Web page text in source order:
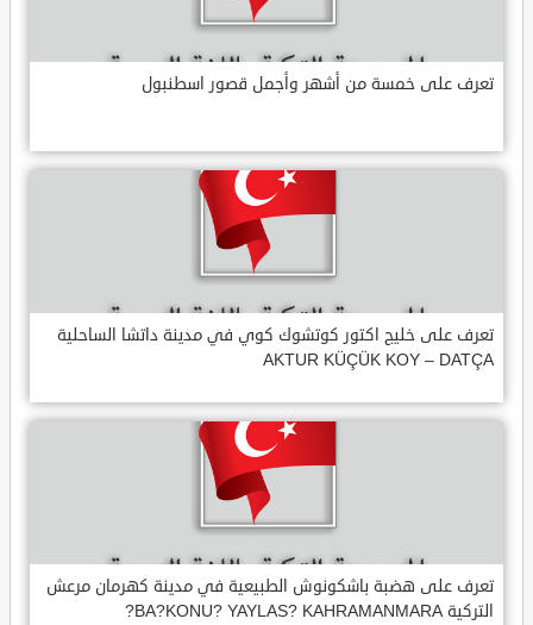
تعرف على خمسة من أشهر وأجمل قصور اسطنبول
تعرف على خليج اكتور كوتشوك كوي في مدينة داتشا الساحلية
AKTUR KÜÇÜK KOY – DATÇA
تعرف على هضبة باشكونوش الطبيعية في مدينة كهرمان مرعش
التركية BA?KONU? YAYLAS? KAHRAMANMARA?